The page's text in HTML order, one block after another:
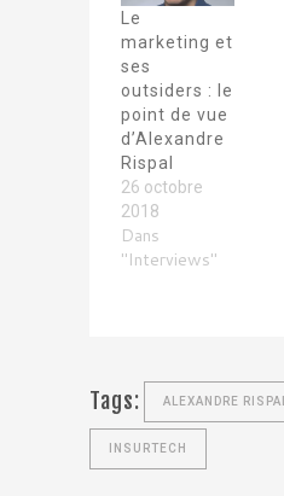
Le
marketing et
ses
outsiders : le
point de vue
d’Alexandre
Rispal
26 octobre
2018
Dans
"Interviews"
Tags: ALEXANDRE RISPAL
INSURTECH